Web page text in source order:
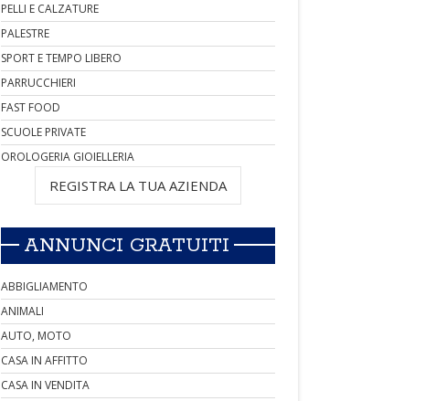
PELLI E CALZATURE
PALESTRE
SPORT E TEMPO LIBERO
PARRUCCHIERI
FAST FOOD
SCUOLE PRIVATE
OROLOGERIA GIOIELLERIA
REGISTRA LA TUA AZIENDA
ANNUNCI GRATUITI
ABBIGLIAMENTO
ANIMALI
AUTO, MOTO
CASA IN AFFITTO
CASA IN VENDITA